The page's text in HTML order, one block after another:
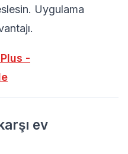
Uygulama
-
ev